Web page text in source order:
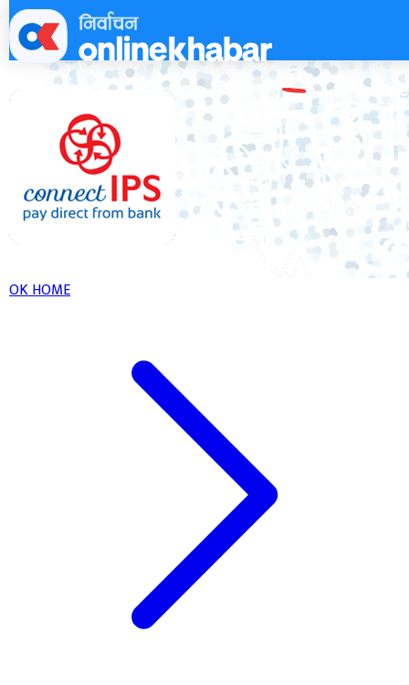
Skip
to
content
OK HOME